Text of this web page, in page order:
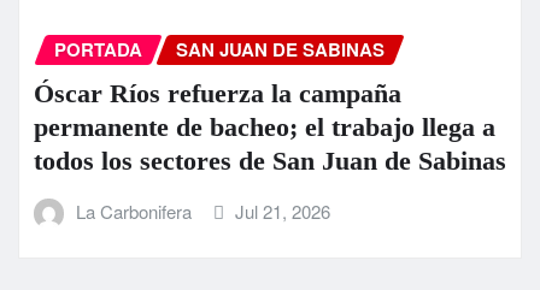
PORTADA SAN JUAN DE SABINAS
Óscar Ríos refuerza la campaña
permanente de bacheo; el trabajo llega a
todos los sectores de San Juan de Sabinas
La Carbonifera Jul 21, 2026